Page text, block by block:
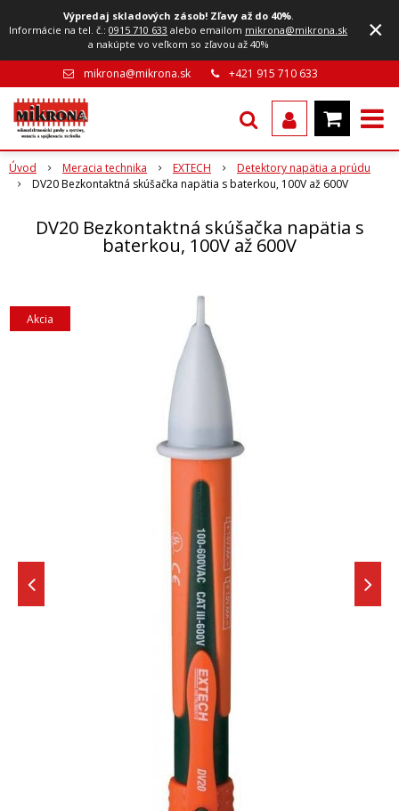
Výpredaj skladových zásob! Zľavy až do 40%.
Informácie na tel. č.:0915 710 633 alebo emailom mikrona@mikrona.sk
a nakúpte vo veľkom so zľavou až 40%
×
mikrona@mikrona.sk +421 915 710 633
Úvod Meracia technika EXTECH
Detektory napätia a prúdu
DV20 Bezkontaktná skúšačka napätia s baterkou, 100V až 600V
DV20 Bezkontaktná skúšačka napätia s
baterkou, 100V až 600V
Akcia